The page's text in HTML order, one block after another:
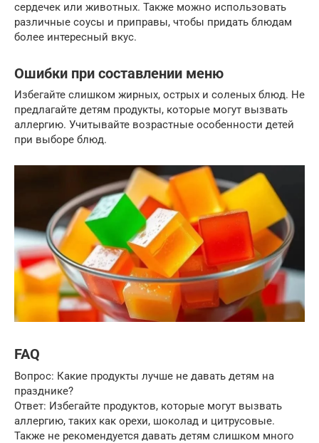
сердечек или животных. Также можно использовать
различные соусы и приправы, чтобы придать блюдам
более интересный вкус.
Ошибки при составлении меню
Избегайте слишком жирных, острых и соленых блюд. Не
предлагайте детям продукты, которые могут вызвать
аллергию. Учитывайте возрастные особенности детей
при выборе блюд.
FAQ
Вопрос: Какие продукты лучше не давать детям на
празднике?
Ответ: Избегайте продуктов, которые могут вызвать
аллергию, таких как орехи, шоколад и цитрусовые.
Также не рекомендуется давать детям слишком много